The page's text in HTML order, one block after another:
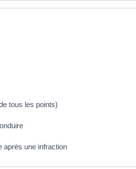
tous les points)
après une infraction